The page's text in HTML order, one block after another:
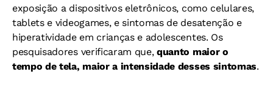
exposição a dispositivos eletrônicos, como celulares,
tablets e videogames, e sintomas de desatenção e
hiperatividade em crianças e adolescentes. Os
pesquisadores verificaram que,quanto maior o
tempo de tela, maior a intensidade desses sintomas.